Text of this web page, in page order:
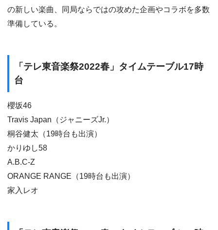
の新しい楽曲、同局ならではの攻めた企画やコラボを多数
準備している。
「テレ東音楽祭2022春」タイムテーブル17時
台
櫻坂46
Travis Japan（ジャニーズJr.）
桐谷健太（19時台も出演）
かりゆし58
A.B.C-Z
ORANGE RANGE（19時台も出演）
家入レオ